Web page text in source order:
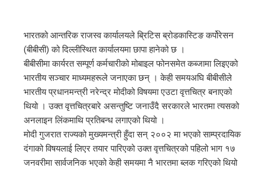
भारतको आन्तरिक राजस्व कार्यालयले ब्रिटिस ब्रोडकास्टिङ कर्पोरेसन
(बीबीसी) को दिल्लीस्थित कार्यालयमा छापा हानेको छ ।
बीबीसीमा कार्यरत सम्पूर्ण कर्मचारीको मोबाइल फोनसमेत कब्जामा लिइएको
भारतीय सञ्चार माध्यमहरूले जनाएका छन् । केही समयअघि बीबीसीले
भारतीय प्रधानमन्त्री नरेन्द्र मोदीको विषयमा एउटा वृत्तचित्र बनाएको
थियो । उक्त वृत्तचित्रबारे असन्तुष्टि जनाउँदै सरकारले भारतमा त्यसको
अनलाइन लिंकमाथि प्रतिबन्ध लगाएको थियो ।
मोदी गुजरात राज्यको मुख्यमन्त्री हुँदा सन् २००२ मा भएको साम्प्रदायिक
दंगाको विषयलाई लिएर तयार पारिएको उक्त वृत्तचित्रको पहिलो भाग १७
जनवरीमा सार्वजनिक भएको केही समयमा नै भारतमा ब्लक गरिएको थियो